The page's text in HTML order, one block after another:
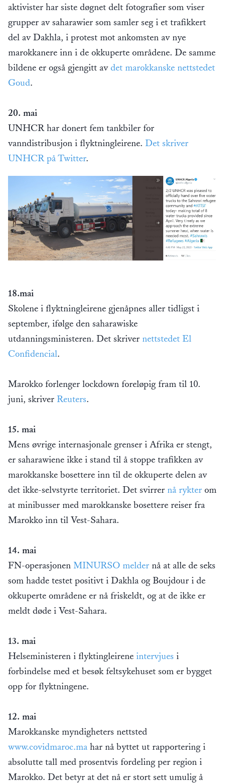
aktivister har siste døgnet delt fotografier som viser
grupper av saharawier som samler seg i et trafikkert
del av Dakhla, i protest mot ankomsten av nye
marokkanere inn i de okkuperte områdene. De samme
bildene er også gjengitt avdet marokkanske nettstedet
Goud.
20. mai
UNHCR har donert fem tankbiler for
vanndistribusjon i flyktningleirene. Det skriver
UNHCR på Twitter.
18.mai
Skolene i flyktningleirene gjenåpnes aller tidligst i
september, ifølge den saharawiske
utdanningsministeren. Det skriver nettstedet El
Confidencial.
Marokko forlenger lockdown foreløpig fram til 10.
juni, skriver Reuters.
15. mai
Mens øvrige internasjonale grenser i Afrika er stengt,
er saharawiene ikke i stand til å stoppe trafikken av
marokkanske bosettere inn til de okkuperte delen av
det ikke-selvstyrte territoriet. Det svirrer nå rykter om
at minibusser med marokkanske bosettere reiser fra
Marokko inn til Vest-Sahara.
14. mai
FN-operasjonen MINURSO melder nå at alle de seks
som hadde testet positivt i Dakhla og Boujdour i de
okkuperte områdene er nå friskeldt, og at de ikke er
meldt døde i Vest-Sahara.
13. mai
Helseministeren i flyktingleirene intervjues i
forbindelse med et besøk feltsykehuset som er bygget
opp for flyktningene.
12. mai
Marokkanske myndigheters nettsted
www.covidmaroc.ma har nå byttet ut rapportering i
absolutte tall med prosentvis fordeling per region i
Marokko. Det betyr at det nå er stort sett umulig å